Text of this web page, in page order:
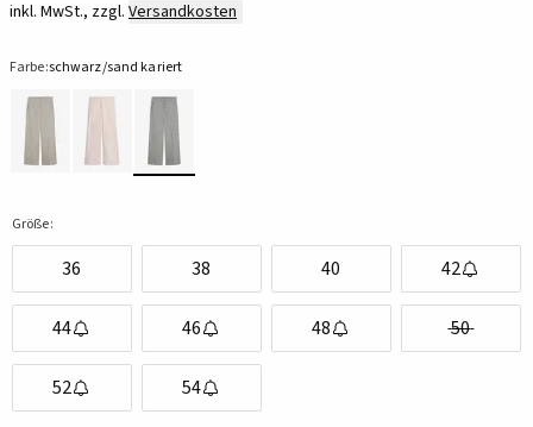
inkl. MwSt., zzgl. Versandkosten
Farbe:schwarz/sand kariert
Größe:
36 38 40 42
44 46 48 50
52 54